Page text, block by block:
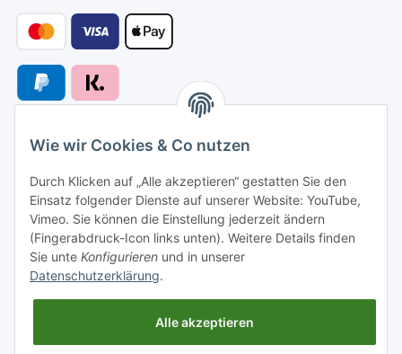
Versandarten
Versand nach
Wie wir Cookies & Co nutzen
Durch Klicken auf „Alle akzeptieren“ gestatten Sie den
Einsatz folgender Dienste auf unserer Website: YouTube,
Vimeo. Sie können die Einstellung jederzeit ändern
(Fingerabdruck-Icon links unten). Weitere Details finden
Sie unte Konfigurieren und in unserer
Datenschutzerklärung.
Alle akzeptieren